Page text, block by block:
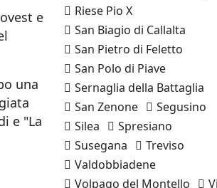
e
una
e "La
Riese Pio X
San Biagio di Callalta
San Pietro di Feletto
San Polo di Piave
Sernaglia della Battaglia
San Zenone
Segusino
Silea
Spresiano
Susegana
Treviso
Valdobbiadene
Volpago del Montello